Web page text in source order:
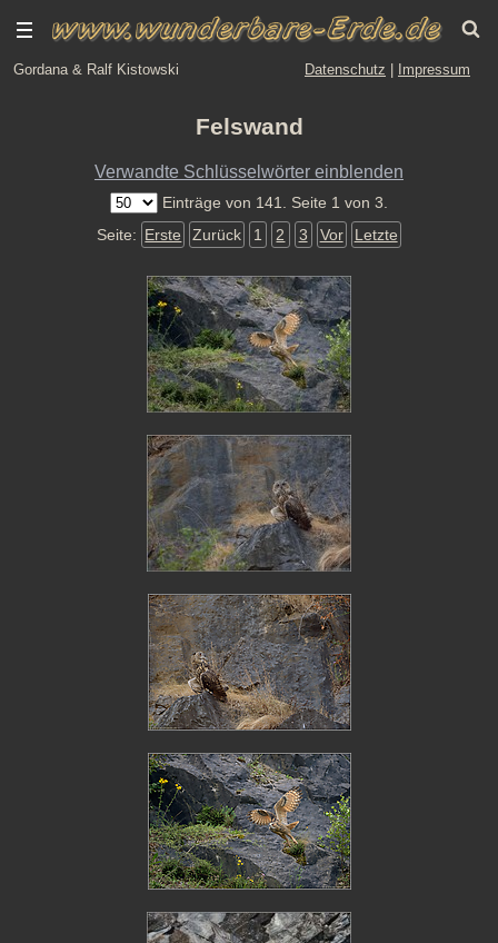
Gordana & Ralf Kistowski Datenschutz Impressum
Felswand
Verwandte Schlüsselwörter einblenden
Einträge von 141. Seite 1 von 3.
Seite: Erste Zurück 1 2 3 Vor Letzte